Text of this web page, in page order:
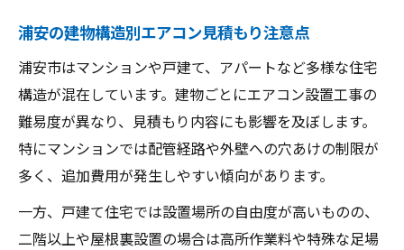
浦安の建物構造別エアコン見積もり注意点
浦安市はマンションや戸建て、アパートなど多様な住宅
構造が混在しています。建物ごとにエアコン設置工事の
難易度が異なり、見積もり内容にも影響を及ぼします。
特にマンションでは配管経路や外壁への穴あけの制限が
多く、追加費用が発生しやすい傾向があります。
一方、戸建て住宅では設置場所の自由度が高いものの、
二階以上や屋根裏設置の場合は高所作業料や特殊な足場